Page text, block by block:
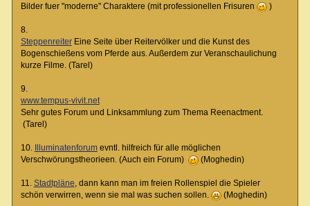
Bilder fuer "moderne" Charaktere (mit professionellen Frisuren
)
8.
SteppenreiterEine Seite über Reitervölker und die Kunst des
Bogenschießens vom Pferde aus. Außerdem zur Veranschaulichung
kurze Filme. (Tarel)
9.
www.tempus-vivit.net
Sehr gutes Forum und Linksammlung zum Thema Reenactment.
(Tarel)
10. Illuminatenforumevntl. hilfreich für alle möglichen
Verschwörungstheorieen. (Auch ein Forum)
(Moghedin)
11. Stadtpläne, dann kann man im freien Rollenspiel die Spieler
schön verwirren, wenn sie mal was suchen sollen.
(Moghedin)